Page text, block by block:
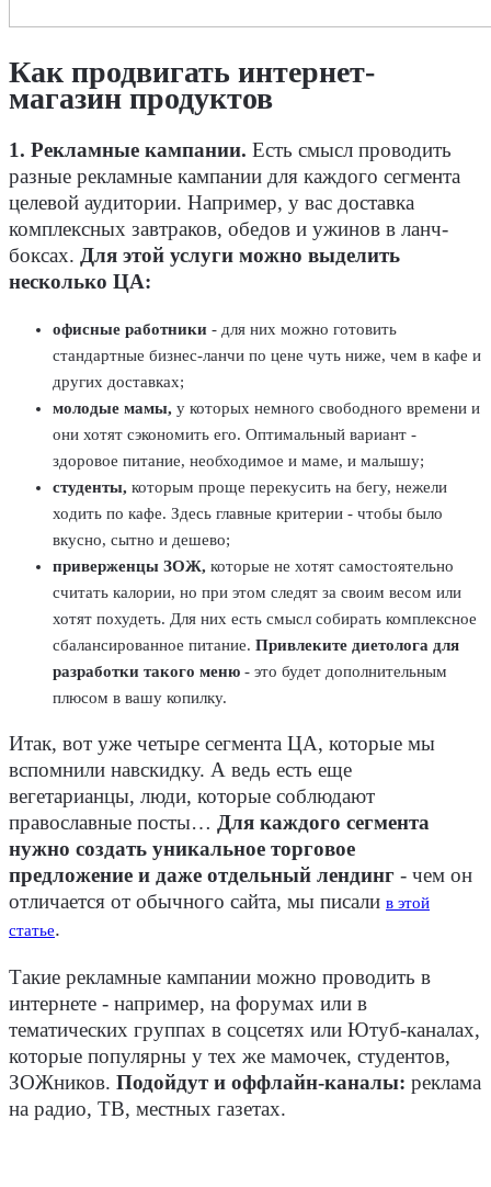
Как продвигать интернет-
магазин продуктов
1. Рекламные кампании. Есть смысл проводить
разные рекламные кампании для каждого сегмента
целевой аудитории. Например, у вас доставка
комплексных завтраков, обедов и ужинов в ланч-
боксах. Для этой услуги можно выделить
несколько ЦА:
офисные работники - для них можно готовить
стандартные бизнес-ланчи по цене чуть ниже, чем в кафе и
других доставках;
молодые мамы, у которых немного свободного времени и
они хотят сэкономить его. Оптимальный вариант -
здоровое питание, необходимое и маме, и малышу;
студенты, которым проще перекусить на бегу, нежели
ходить по кафе. Здесь главные критерии - чтобы было
вкусно, сытно и дешево;
приверженцы ЗОЖ, которые не хотят самостоятельно
считать калории, но при этом следят за своим весом или
хотят похудеть. Для них есть смысл собирать комплексное
сбалансированное питание. Привлеките диетолога для
разработки такого меню - это будет дополнительным
плюсом в вашу копилку.
Итак, вот уже четыре сегмента ЦА, которые мы
вспомнили навскидку. А ведь есть еще
вегетарианцы, люди, которые соблюдают
православные посты… Для каждого сегмента
нужно создать уникальное торговое
предложение и даже отдельный лендинг - чем он
отличается от обычного сайта, мы писали в этой
статье.
Такие рекламные кампании можно проводить в
интернете - например, на форумах или в
тематических группах в соцсетях или Ютуб-каналах,
которые популярны у тех же мамочек, студентов,
ЗОЖников. Подойдут и оффлайн-каналы: реклама
на радио, ТВ, местных газетах.